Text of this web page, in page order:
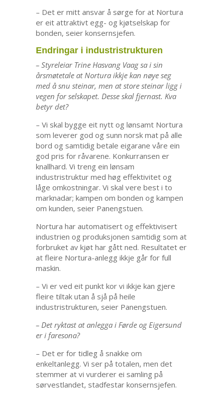
– Det er mitt ansvar å sørge for at Nortura
er eit attraktivt egg- og kjøtselskap for
bonden, seier konsernsjefen.
Endringar i industristrukturen
– Styreleiar Trine Hasvang Vaag sa i sin
årsmøtetale at Nortura ikkje kan nøye seg
med å snu steinar, men at store steinar ligg i
vegen for selskapet. Desse skal fjernast. Kva
betyr det?
– Vi skal bygge eit nytt og lønsamt Nortura
som leverer god og sunn norsk mat på alle
bord og samtidig betale eigarane våre ein
god pris for råvarene. Konkurransen er
knallhard. Vi treng ein lønsam
industristruktur med høg effektivitet og
låge omkostningar. Vi skal vere best i to
marknadar; kampen om bonden og kampen
om kunden, seier Panengstuen.
Nortura har automatisert og effektivisert
industrien og produksjonen samtidig som at
forbruket av kjøt har gått ned. Resultatet er
at fleire Nortura-anlegg ikkje går for full
maskin.
– Vi er ved eit punkt kor vi ikkje kan gjere
fleire tiltak utan å sjå på heile
industristrukturen, seier Panengstuen.
– Det ryktast at anlegga i Førde og Eigersund
er i faresona?
– Det er for tidleg å snakke om
enkeltanlegg. Vi ser på totalen, men det
stemmer at vi vurderer ei samling på
sørvestlandet, stadfestar konsernsjefen.